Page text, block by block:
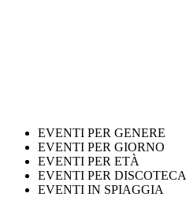
EVENTI PER GENERE
EVENTI PER GIORNO
EVENTI PER ETÀ
EVENTI PER DISCOTECA
EVENTI IN SPIAGGIA